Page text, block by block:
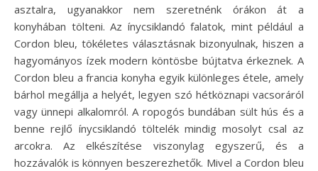
asztalra, ugyanakkor nem szeretnénk órákon át a
konyhában tölteni. Az ínycsiklandó falatok, mint például a
Cordon bleu, tökéletes választásnak bizonyulnak, hiszen a
hagyományos ízek modern köntösbe bújtatva érkeznek. A
Cordon bleu a francia konyha egyik különleges étele, amely
bárhol megállja a helyét, legyen szó hétköznapi vacsoráról
vagy ünnepi alkalomról. A ropogós bundában sült hús és a
benne rejlő ínycsiklandó töltelék mindig mosolyt csal az
arcokra. Az elkészítése viszonylag egyszerű, és a
hozzávalók is könnyen beszerezhetők. Mivel a Cordon bleu